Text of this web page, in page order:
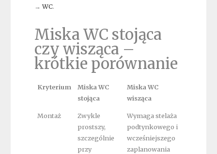
→WC.
Miska WC stojąca
czy wisząca –
krótkie porównanie
Kryterium
Miska WC
stojąca
Miska WC
wisząca
Montaż
Zwykle
prostszy,
szczególnie
przy
Wymaga stelaża
podtynkowego i
wcześniejszego
zaplanowania